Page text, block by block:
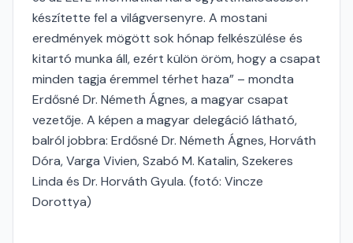
készítette fel a világversenyre. A mostani
eredmények mögött sok hónap felkészülése és
kitartó munka áll, ezért külön öröm, hogy a csapat
minden tagja éremmel térhet haza” – mondta
Erdősné Dr. Németh Ágnes, a magyar csapat
vezetője. A képen a magyar delegáció látható,
balról jobbra: Erdősné Dr. Németh Ágnes, Horváth
Dóra, Varga Vivien, Szabó M. Katalin, Szekeres
Linda és Dr. Horváth Gyula. (fotó: Vincze
Dorottya)